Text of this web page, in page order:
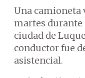
Una camioneta
martes
ciudad de
conductor fue
asistencial.